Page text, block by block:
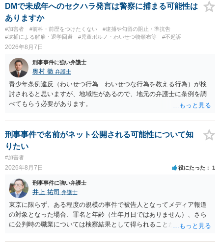
す。 本件は，車の中という閉鎖された空間で行っており，不特定又は
多数の方が認識するのは困難な状態ですから，公然性はないと思いま
す。 また，意図的に示そうとする故意が必要ですが，本件では，通過
する車両があると服を着ている（わいせつな状態をなくしている）の
ですから，むしろ見られないようにしており，故意が認められること
査の対象になることはありません。 警察から連絡がくることもないで
しょう。 【質問２】 見せようと思っていないことは，服を着たりする
行為から明らかです。したがいまして，注意を受けることさえありま
せん。まして，刑罰として罰せられることもありません。 【質問３】
以上のように犯罪の嫌疑が否定されますから，逮捕勾留される可能性
が成立することが前提ですので，不起訴とする理由としても前提を欠
いています。不起訴にするにしても，不起訴の可能性はありません。
あえて不起訴の理由を挙げるなら，「嫌疑不十分」か「嫌疑なし」で
す。
DMで未成年へのセクハラ発言は警察に捕まる可能性は
ありますか
#加害者 #前科・前歴をつけたくない
#逮捕や勾留の阻止・準抗告
#逮捕による解雇・退学回避
#児童ポルノ・わいせつ物頒布等 #不起訴
2026年8月7日
刑事事件に強い弁護士
奥村 徹 弁護士
青少年条例違反（わいせつ行為 わいせつな行為を教える行為）が検
討されると思いますが、地域性があるので、地元の弁護士に条例を調
べてもらう必要があります。
刑事事件で名前がネット公開される可能性について知
りたい
#加害者
2026年8月7日 役にたった 1
刑事事件に強い弁護士
井上 祐司 弁護士
東京に限らず、ある程度の規模の事件で被告人となってメディア報道
の対象となった場合、罪名と年齢（生年月日ではありません）、さら
に公判時の職業については検察結果として得られることが通常です。